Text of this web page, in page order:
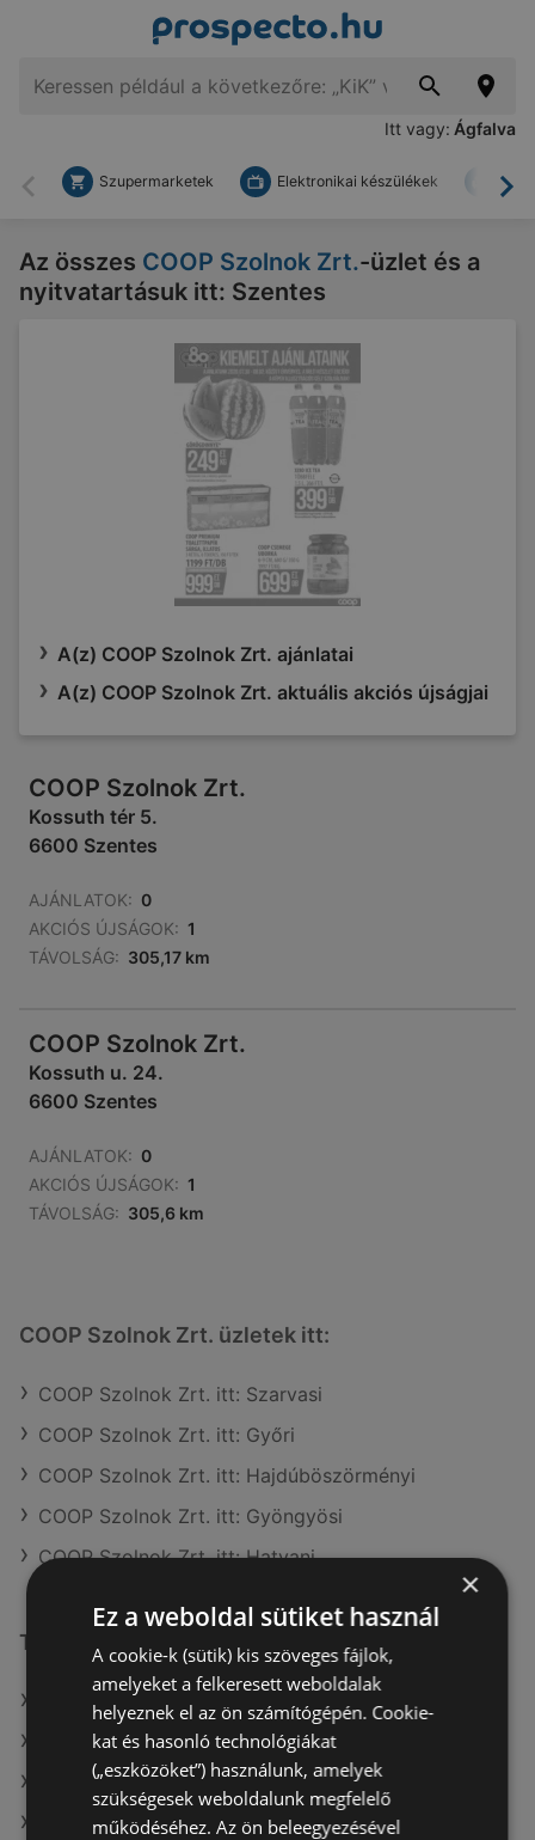
Itt vagy: Ágfalva
Vissza
Szupermarketek Elektronikai készülékek
Az összes COOP Szolnok Zrt.-üzlet és a
nyitvatartásuk itt: Szentes
A(z) COOP Szolnok Zrt. ajánlatai
A(z) COOP Szolnok Zrt. aktuális akciós újságjai
COOP Szolnok Zrt.
Kossuth tér 5.
6600 Szentes
AJÁNLATOK: 0
AKCIÓS ÚJSÁGOK: 1
TÁVOLSÁG: 305,17 km
COOP Szolnok Zrt.
Kossuth u. 24.
6600 Szentes
AJÁNLATOK: 0
AKCIÓS ÚJSÁGOK: 1
TÁVOLSÁG: 305,6 km
COOP Szolnok Zrt. üzletek itt:
COOP Szolnok Zrt. itt: Szarvasi
COOP Szolnok Zrt. itt: Győri
COOP Szolnok Zrt. itt: Hajdúböszörményi
COOP Szolnok Zrt. itt: Gyöngyösi
COOP Szolnok Zrt. itt: Hatvani
További linkek
A(z) COOP Szolnok Zrt. ajánlatai
A(z) Auchan ajánlatai
A(z) ALDI ajánlatai
A(z) Merkury Market aktuális akciós újságjai
×
Ez a weboldal sütiket használ
A cookie-k (sütik) kis szöveges fájlok,
amelyeket a felkeresett weboldalak
helyeznek el az ön számítógépén. Cookie-
kat és hasonló technológiákat
(„eszközöket”) használunk, amelyek
szükségesek weboldalunk megfelelő
működéséhez. Az ön beleegyezésével